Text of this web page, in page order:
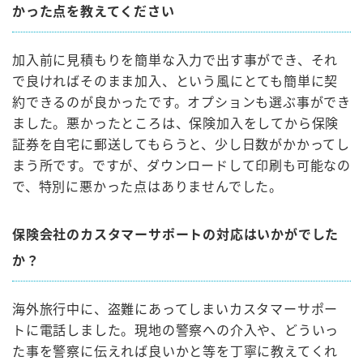
かった点を教えてください
加入前に見積もりを簡単な入力で出す事ができ、それ
で良ければそのまま加入、という風にとても簡単に契
約できるのが良かったです。オプションも選ぶ事ができ
ました。悪かったところは、保険加入をしてから保険
証券を自宅に郵送してもらうと、少し日数がかかってし
まう所です。ですが、ダウンロードして印刷も可能なの
で、特別に悪かった点はありませんでした。
保険会社のカスタマーサポートの対応はいかがでした
か？
海外旅行中に、盗難にあってしまいカスタマーサポー
トに電話しました。現地の警察への介入や、どういっ
た事を警察に伝えれば良いかと等を丁寧に教えてくれ